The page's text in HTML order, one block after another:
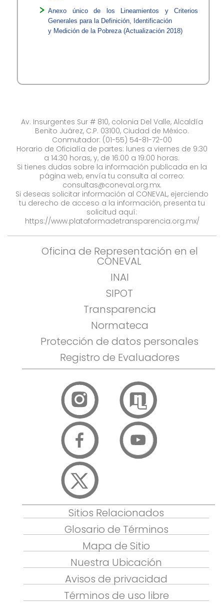
Anexo único de los Lineamientos y Criterios
Generales para la Definición, Identificación
y Medición de la Pobreza (Actualización 2018)
Av. Insurgentes Sur # 810, colonia Del Valle, Alcaldía
Benito Juárez, C.P. 03100, Ciudad de México.
Conmutador: (01-55) 54-81-72-00
Horario de Oficialía de partes: lunes a viernes de 9:30
a 14:30 horas, y, de 16:00 a 19:00 horas.
Si tienes dudas sobre la información publicada en la
página web, envía tu consulta al correo:
consultas@coneval.org.mx.
Si deseas solicitar información al CONEVAL, ejerciendo
tu derecho de acceso a la información, presenta tu
solicitud aquí:
https://www.plataformadetransparencia.org.mx/
Oficina de Representación en el
CONEVAL
INAI
SIPOT
Transparencia
Normateca
Protección de datos personales
Registro de Evaluadores
Sitios Relacionados
Glosario de Términos
Mapa de Sitio
Nuestra Ubicación
Avisos de privacidad
Términos de uso libre